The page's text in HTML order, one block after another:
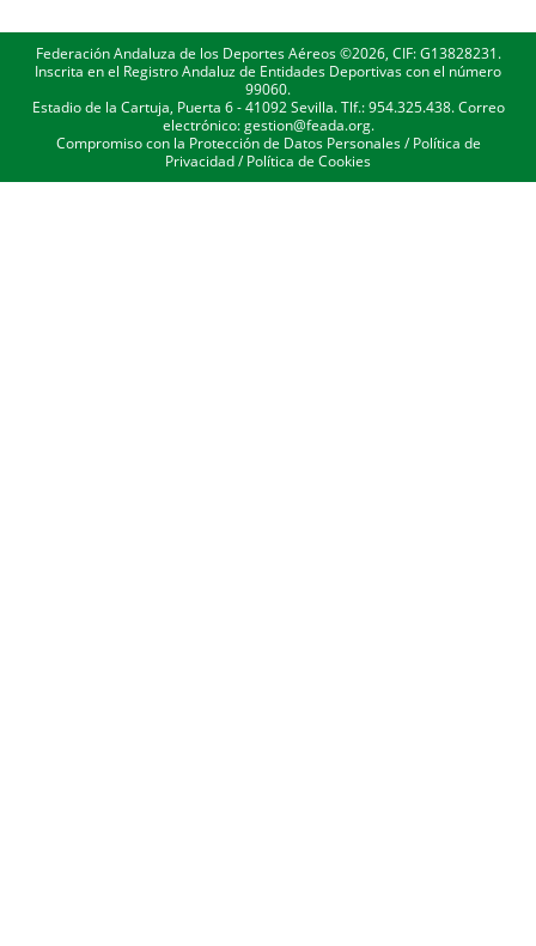
Federación Andaluza de los Deportes Aéreos ©2026, CIF: G13828231.
Inscrita en el Registro Andaluz de Entidades Deportivas con el número
99060.
Estadio de la Cartuja, Puerta 6 - 41092 Sevilla. Tlf.: 954.325.438. Correo
electrónico: gestion@feada.org.
Compromiso con la Protección de Datos Personales/Política de
Privacidad/Política de Cookies